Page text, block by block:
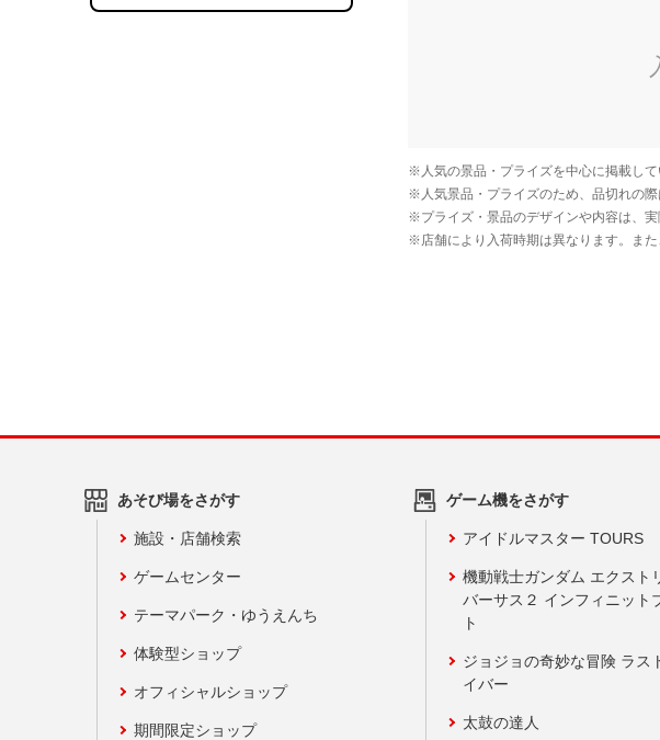
あそび場をさがす
施設・店舗検索
ゲームセンター
テーマパーク・ゆうえんち
体験型ショップ
オフィシャルショップ
期間限定ショップ
ゲーム機をさがす
アイドルマスター TOURS
機動戦士ガンダム エクスト
バーサス２ インフィニット
ト
ジョジョの奇妙な冒険 ラス
イバー
太鼓の達人